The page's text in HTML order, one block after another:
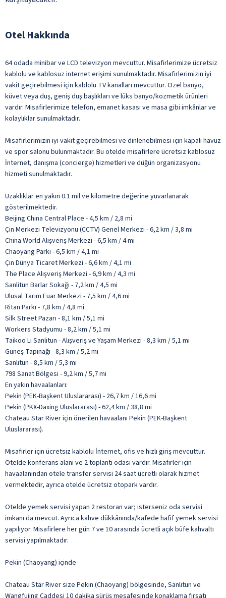
Otel Hakkında
64 odada minibar ve LCD televizyon mevcuttur. Misafirlerimize ücretsiz
kablolu ve kablosuz internet erişimi sunulmaktadır. Misafirlerimizin iyi
vakit geçirebilmesi için kablolu TV kanalları mevcuttur. Özel banyo,
küvet veya duş, geniş duş başlıkları ve lüks banyo/kozmetik ürünleri
vardır. Misafirlerimize telefon, emanet kasası ve masa gibi imkânlar ve
kolaylıklar sunulmaktadır.
Misafirlerimizin iyi vakit geçirebilmesi ve dinlenebilmesi için kapalı havuz
ve spor salonu bulunmaktadır. Bu otelde misafirlere ücretsiz kablosuz
İnternet, danışma (concierge) hizmetleri ve düğün organizasyonu
hizmeti sunulmaktadır.
Uzaklıklar en yakın 0.1 mil ve kilometre değerine yuvarlanarak
gösterilmektedir.
Beijing China Central Place - 4,5 km / 2,8 mi
Çin Merkezi Televizyonu (CCTV) Genel Merkezi - 6,2 km / 3,8 mi
China World Alışveriş Merkezi - 6,5 km / 4 mi
Chaoyang Parkı - 6,5 km / 4,1 mi
Çin Dünya Ticaret Merkezi - 6,6 km / 4,1 mi
The Place Alışveriş Merkezi - 6,9 km / 4,3 mi
Sanlitun Barlar Sokağı - 7,2 km / 4,5 mi
Ulusal Tarım Fuar Merkezi - 7,5 km / 4,6 mi
Ritan Parkı - 7,8 km / 4,8 mi
Silk Street Pazarı - 8,1 km / 5,1 mi
Workers Stadyumu - 8,2 km / 5,1 mi
Taikoo Li Sanlitun - Alışveriş ve Yaşam Merkezi - 8,3 km / 5,1 mi
Güneş Tapınağı - 8,3 km / 5,2 mi
Sanlitun - 8,5 km / 5,3 mi
798 Sanat Bölgesi - 9,2 km / 5,7 mi
En yakın havaalanları:
Pekin (PEK-Başkent Uluslararası) - 26,7 km / 16,6 mi
Pekin (PKX-Daxing Uluslararası) - 62,4 km / 38,8 mi
Chateau Star River için önerilen havaalanı Pekin (PEK-Başkent
Uluslararası).
Misafirler için ücretsiz kablolu İnternet, ofis ve hızlı giriş mevcuttur.
Otelde konferans alanı ve 2 toplantı odası vardır. Misafirler için
havaalanından otele transfer servisi 24 saat ücretli olarak hizmet
vermektedir, ayrıca otelde ücretsiz otopark vardır.
Otelde yemek servisi yapan 2 restoran var; isterseniz oda servisi
imkanı da mevcut. Ayrıca kahve dükkânında/kafede hafif yemek servisi
yapılıyor. Misafirlere her gün 7 ve 10 arasında ücretli açık büfe kahvaltı
servisi yapılmaktadır.
Pekin (Chaoyang) içinde
Chateau Star River size Pekin (Chaoyang) bölgesinde, Sanlitun ve
Wangfujing Caddesi 10 dakika sürüş mesafesinde konaklama fırsatı